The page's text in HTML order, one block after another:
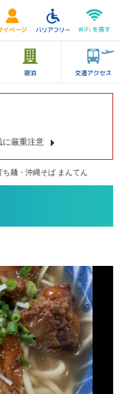
に厳重注意
ち麺・沖縄そば まんてん